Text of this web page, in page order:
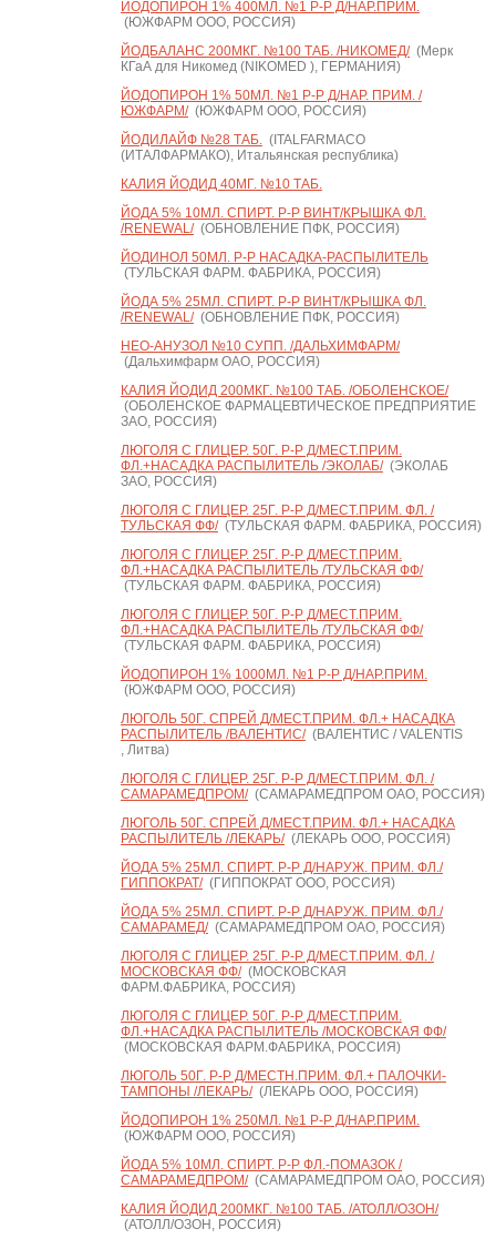
ЙОДОПИРОН 1% 400МЛ. №1 Р-Р Д/НАР.ПРИМ.
(ЮЖФАРМ ООО, РОССИЯ)
ЙОДБАЛАНС 200МКГ. №100 ТАБ. /НИКОМЕД/(Мерк
КГаА для Никомед (NIKOMED ), ГЕРМАНИЯ)
ЙОДОПИРОН 1% 50МЛ. №1 Р-Р Д/НАР. ПРИМ. /
ЮЖФАРМ/(ЮЖФАРМ ООО, РОССИЯ)
ЙОДИЛАЙФ №28 ТАБ.(ITALFARMACO
(ИТАЛФАРМАКО), Итальянская республика)
КАЛИЯ ЙОДИД 40МГ. №10 ТАБ.
ЙОДА 5% 10МЛ. СПИРТ. Р-Р ВИНТ/КРЫШКА ФЛ.
/RENEWAL/(ОБНОВЛЕНИЕ ПФК, РОССИЯ)
ЙОДИНОЛ 50МЛ. Р-Р НАСАДКА-РАСПЫЛИТЕЛЬ
(ТУЛЬСКАЯ ФАРМ. ФАБРИКА, РОССИЯ)
ЙОДА 5% 25МЛ. СПИРТ. Р-Р ВИНТ/КРЫШКА ФЛ.
/RENEWAL/(ОБНОВЛЕНИЕ ПФК, РОССИЯ)
НЕО-АНУЗОЛ №10 СУПП. /ДАЛЬХИМФАРМ/
(Дальхимфарм ОАО, РОССИЯ)
КАЛИЯ ЙОДИД 200МКГ. №100 ТАБ. /ОБОЛЕНСКОЕ/
(ОБОЛЕНСКОЕ ФАРМАЦЕВТИЧЕСКОЕ ПРЕДПРИЯТИЕ
ЗАО, РОССИЯ)
ЛЮГОЛЯ С ГЛИЦЕР. 50Г. Р-Р Д/МЕСТ.ПРИМ.
ФЛ.+НАСАДКА РАСПЫЛИТЕЛЬ /ЭКОЛАБ/(ЭКОЛАБ
ЗАО, РОССИЯ)
ЛЮГОЛЯ С ГЛИЦЕР. 25Г. Р-Р Д/МЕСТ.ПРИМ. ФЛ. /
ТУЛЬСКАЯ ФФ/(ТУЛЬСКАЯ ФАРМ. ФАБРИКА, РОССИЯ)
ЛЮГОЛЯ С ГЛИЦЕР. 25Г. Р-Р Д/МЕСТ.ПРИМ.
ФЛ.+НАСАДКА РАСПЫЛИТЕЛЬ /ТУЛЬСКАЯ ФФ/
(ТУЛЬСКАЯ ФАРМ. ФАБРИКА, РОССИЯ)
ЛЮГОЛЯ С ГЛИЦЕР. 50Г. Р-Р Д/МЕСТ.ПРИМ.
ФЛ.+НАСАДКА РАСПЫЛИТЕЛЬ /ТУЛЬСКАЯ ФФ/
(ТУЛЬСКАЯ ФАРМ. ФАБРИКА, РОССИЯ)
ЙОДОПИРОН 1% 1000МЛ. №1 Р-Р Д/НАР.ПРИМ.
(ЮЖФАРМ ООО, РОССИЯ)
ЛЮГОЛЬ 50Г. СПРЕЙ Д/МЕСТ.ПРИМ. ФЛ.+ НАСАДКА
РАСПЫЛИТЕЛЬ /ВАЛЕНТИС/(ВАЛЕНТИС / VALENTIS
, Литва)
ЛЮГОЛЯ С ГЛИЦЕР. 25Г. Р-Р Д/МЕСТ.ПРИМ. ФЛ. /
САМАРАМЕДПРОМ/(САМАРАМЕДПРОМ ОАО, РОССИЯ)
ЛЮГОЛЬ 50Г. СПРЕЙ Д/МЕСТ.ПРИМ. ФЛ.+ НАСАДКА
РАСПЫЛИТЕЛЬ /ЛЕКАРЬ/(ЛЕКАРЬ ООО, РОССИЯ)
ЙОДА 5% 25МЛ. СПИРТ. Р-Р Д/НАРУЖ. ПРИМ. ФЛ./
ГИППОКРАТ/(ГИППОКРАТ ООО, РОССИЯ)
ЙОДА 5% 25МЛ. СПИРТ. Р-Р Д/НАРУЖ. ПРИМ. ФЛ./
САМАРАМЕД/(САМАРАМЕДПРОМ ОАО, РОССИЯ)
ЛЮГОЛЯ С ГЛИЦЕР. 25Г. Р-Р Д/МЕСТ.ПРИМ. ФЛ. /
МОСКОВСКАЯ ФФ/(МОСКОВСКАЯ
ФАРМ.ФАБРИКА, РОССИЯ)
ЛЮГОЛЯ С ГЛИЦЕР. 50Г. Р-Р Д/МЕСТ.ПРИМ.
ФЛ.+НАСАДКА РАСПЫЛИТЕЛЬ /МОСКОВСКАЯ ФФ/
(МОСКОВСКАЯ ФАРМ.ФАБРИКА, РОССИЯ)
ЛЮГОЛЬ 50Г. Р-Р Д/МЕСТН.ПРИМ. ФЛ.+ ПАЛОЧКИ-
ТАМПОНЫ /ЛЕКАРЬ/(ЛЕКАРЬ ООО, РОССИЯ)
ЙОДОПИРОН 1% 250МЛ. №1 Р-Р Д/НАР.ПРИМ.
(ЮЖФАРМ ООО, РОССИЯ)
ЙОДА 5% 10МЛ. СПИРТ. Р-Р ФЛ.-ПОМАЗОК /
САМАРАМЕДПРОМ/(САМАРАМЕДПРОМ ОАО, РОССИЯ)
КАЛИЯ ЙОДИД 200МКГ. №100 ТАБ. /АТОЛЛ/ОЗОН/
(АТОЛЛ/ОЗОН, РОССИЯ)